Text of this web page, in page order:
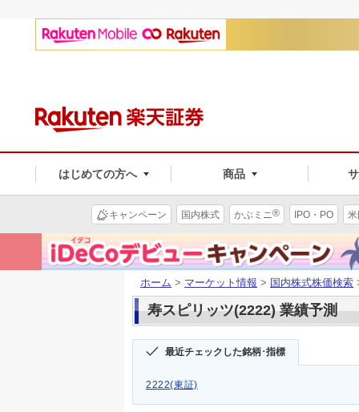
はじめての方へ 商品
キャンペーン 国内株式 かぶミニ® IPO・PO
ホーム > マーケット情報 > 国内株式株価検索
寿スピリッツ(2222) 業績予測
最近チェックした銘柄･指標
2222(東証)